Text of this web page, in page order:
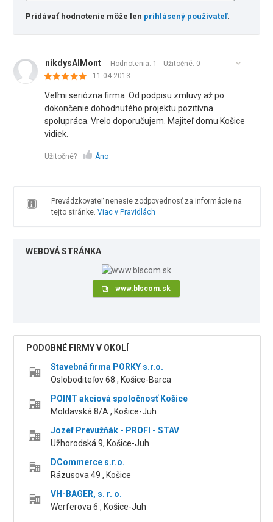
Pridávať hodnotenie môže len prihlásený používateľ.
nikdysAlMont Hodnotenia: 1 Užitočné: 0
11.04.2013
Veľmi seriózna firma. Od podpisu zmluvy až po
dokončenie dohodnutého projektu pozitívna
spolupráca. Vrelo doporučujem. Majiteľ domu Košice
vidiek.
Užitočné? Áno
Prevádzkovateľ nenesie zodpovednosť za informácie na
tejto stránke. Viac v Pravidlách
WEBOVÁ STRÁNKA
www.blscom.sk
PODOBNÉ FIRMY V OKOLÍ
Stavebná firma PORKY s.r.o.
Osloboditeľov 68 , Košice-Barca
POINT akciová spoločnosť Košice
Moldavská 8/A , Košice-Juh
Jozef Prevužňák - PROFI - STAV
Užhorodská 9, Košice-Juh
DCommerce s.r.o.
Rázusova 49 , Košice
VH-BAGER, s. r. o.
Werferova 6 , Košice-Juh